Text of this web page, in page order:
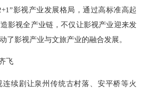
影视产业发展格局，通过高标准高起
影视全产业链，不仅让影视产业迎来发
了影视产业与文旅产业的融合发展。
飞
剧让泉州传统古村落、安平桥等火